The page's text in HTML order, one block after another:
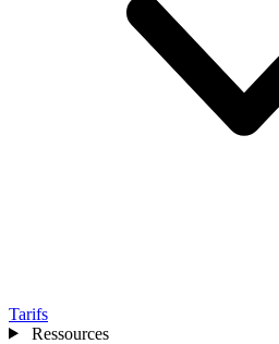
Tarifs
Ressources